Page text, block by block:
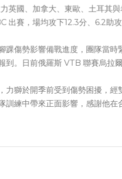
英國、加拿大、東歐、土耳其
賽，場均攻下12.3分、6.2助攻
踝傷勢影響備戰進度，團隊當
到。日前俄羅斯 VTB 聯賽烏拉
力獅於開季前受到傷勢困擾，
訓練中帶來正面影響，感謝他在